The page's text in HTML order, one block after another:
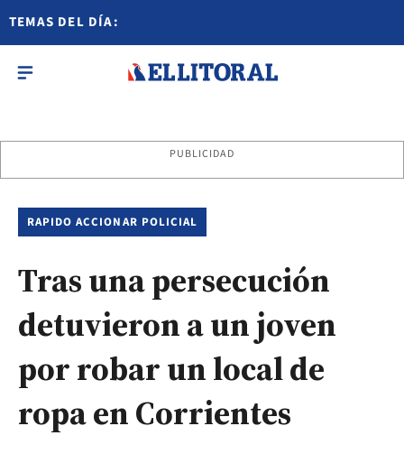
TEMAS DEL DÍA:
PUBLICIDAD
RAPIDO ACCIONAR POLICIAL
Tras una persecución
detuvieron a un joven
por robar un local de
ropa en Corrientes